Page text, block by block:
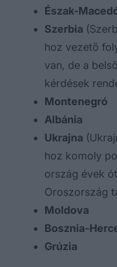
Észak-
Szerbia
hoz vezető
van, de a
kérdések
Montenegró
Albánia
Ukrajna
hoz komoly
ország évek
Oroszország
Moldova
Bosznia-
Grúzia